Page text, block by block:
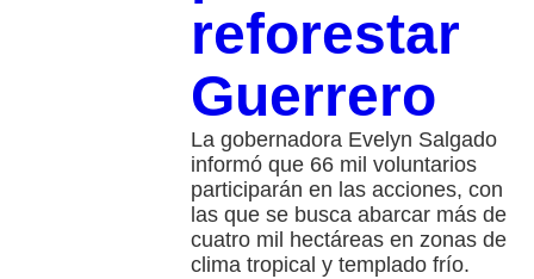
reforestar
Guerrero
La gobernadora Evelyn Salgado
informó que 66 mil voluntarios
participarán en las acciones, con
las que se busca abarcar más de
cuatro mil hectáreas en zonas de
clima tropical y templado frío.